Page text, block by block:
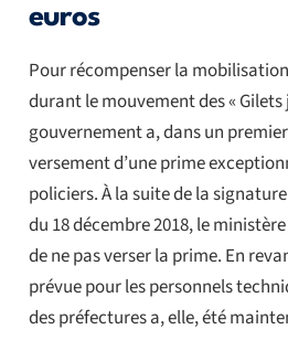
euros
Pour récompenser la
durant le mouvement des « Gilets
gouvernement a, dans un
versement d’une prime
policiers. À la suite de la
du 18 décembre 2018, le
de ne pas verser la prime. En
prévue pour les personnels
des préfectures a, elle, été